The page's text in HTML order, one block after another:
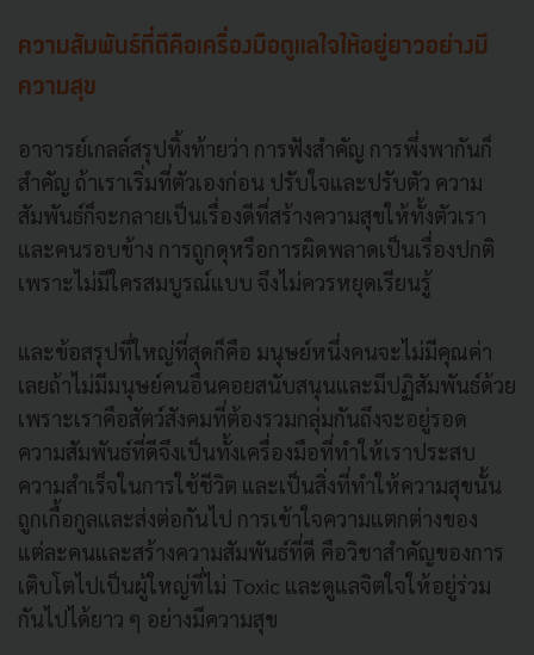
ความสัมพันธ์ที่ดีคือเครื่องมือดูแลใจให้อยู่ยาวอย่างมี
ความสุข
อาจารย์เกลล์สรุปทิ้งท้ายว่า การฟังสำคัญ การพึ่งพากันก็
สำคัญ ถ้าเราเริ่มที่ตัวเองก่อน ปรับใจและปรับตัว ความ
สัมพันธ์ก็จะกลายเป็นเรื่องดีที่สร้างความสุขให้ทั้งตัวเรา
และคนรอบข้าง การถูกดุหรือการผิดพลาดเป็นเรื่องปกติ
เพราะไม่มีใครสมบูรณ์แบบ จึงไม่ควรหยุดเรียนรู้
และข้อสรุปที่ใหญ่ที่สุดก็คือ มนุษย์หนึ่งคนจะไม่มีคุณค่า
เลยถ้าไม่มีมนุษย์คนอื่นคอยสนับสนุนและมีปฏิสัมพันธ์ด้วย
เพราะเราคือสัตว์สังคมที่ต้องรวมกลุ่มกันถึงจะอยู่รอด
ความสัมพันธ์ที่ดีจึงเป็นทั้งเครื่องมือที่ทำให้เราประสบ
ความสำเร็จในการใช้ชีวิต และเป็นสิ่งที่ทำให้ความสุขนั้น
ถูกเกื้อกูลและส่งต่อกันไป การเข้าใจความแตกต่างของ
แต่ละคนและสร้างความสัมพันธ์ที่ดี คือวิชาสำคัญของการ
เติบโตไปเป็นผู้ใหญ่ที่ไม่ Toxic และดูแลจิตใจให้อยู่ร่วม
กันไปได้ยาว ๆ อย่างมีความสุข